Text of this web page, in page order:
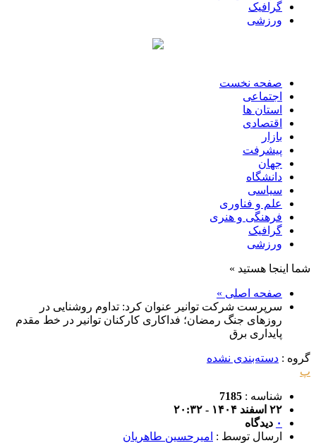
گرافیک
ورزشی
صفحه نخست
اجتماعی
استان ها
اقتصادی
بازار
پیشرفت
جهان
دانشگاه
سیاسی
علم و فناوری
فرهنگی و هنری
گرافیک
ورزشی
شما اینجا هستید »
صفحه اصلی »
سرپرست شرکت توانیر عنوان کرد: تداوم روشنایی در
روزهای جنگ رمضان؛ فداکاری کارکنان توانیر در خط مقدم
پایداری برق
گروه : دسته‌بندی نشده
پ
شناسه : 7185
۲۲ اسفند ۱۴۰۴ - ۲۰:۳۲
۰ دیدگاه
ارسال توسط : امیرحسین طاهریان